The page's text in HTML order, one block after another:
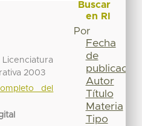
2003
del
Buscar
en RI
Por
Fecha
de
publicación
Autor
Título
Materia
Tipo